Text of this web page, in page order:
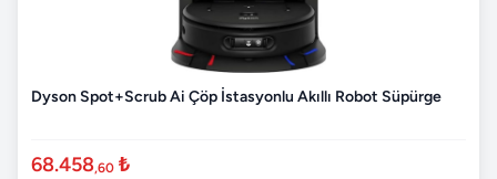
Dyson Spot+Scrub Ai Çöp İstasyonlu Akıllı Robot Süpürge
68.458,60 ₺